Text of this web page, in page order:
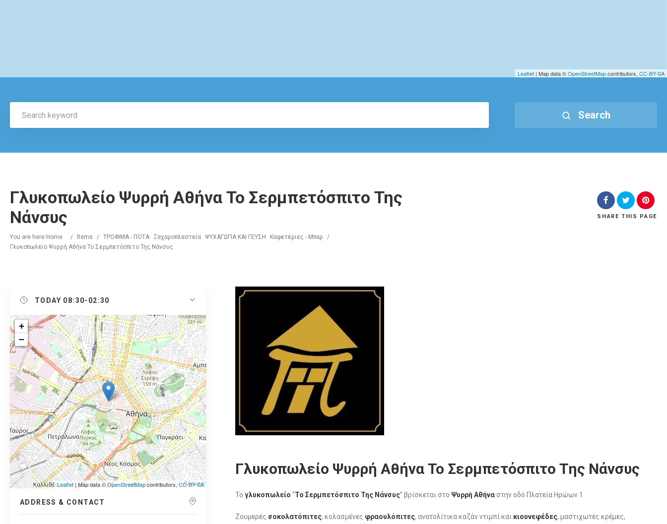
Leaflet | Map data ©OpenStreetMapcontributors, CC-BY-SA
Search
Γλυκοπωλείο Ψυρρή Αθήνα Το Σερμπετόσπιτο Της
Νάνσυς
You are here: Home / Items / ΤΡΟΦΙΜΑ - ΠΟΤΑ Ζαχαροπλαστεία ΨΥΧΑΓΩΓΙΑ ΚΑΙ ΓΕΥΣΗ Καφετέριες - Μπαρ
/
Γλυκοπωλείο Ψυρρή Αθήνα Το Σερμπετόσπιτο Της Νάνσυς
SHARE THIS PAGE
TODAY 08:30-02:30
+
−
Leaflet | Map data ©OpenStreetMapcontributors,CC-BY-SA
ADDRESS & CONTACT
Γλυκοπωλείο Ψυρρή Αθήνα Το Σερμπετόσπιτο Της Νάνσυς
Το γλυκοπωλείο “Το Σερμπετόσπιτο Της Νάνσυς” βρίσκεται στο Ψυρρή Αθήναστην οδό Πλατεία Ηρώων 1.
Ζουμερές σοκολατόπιτες, κολασμένες φραουλόπιτες, ανατολίτικα καζάν ντιμπί και κιουνεφέδες, μαστιχωτές κρέμες,